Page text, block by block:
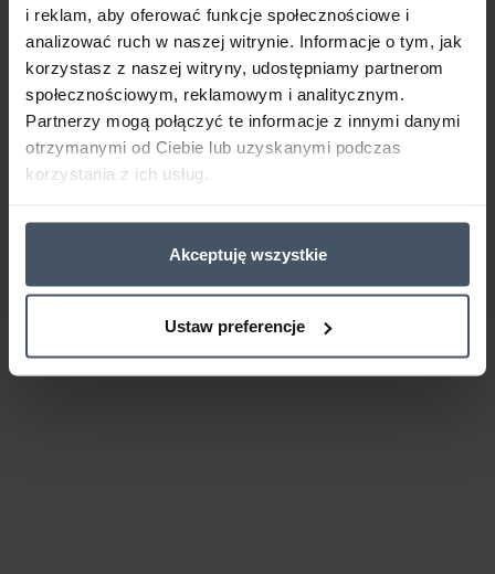
i reklam, aby oferować funkcje społecznościowe i
analizować ruch w naszej witrynie. Informacje o tym, jak
korzystasz z naszej witryny, udostępniamy partnerom
społecznościowym, reklamowym i analitycznym.
Partnerzy mogą połączyć te informacje z innymi danymi
otrzymanymi od Ciebie lub uzyskanymi podczas
korzystania z ich usług.
Akceptuję wszystkie
Ustaw preferencje